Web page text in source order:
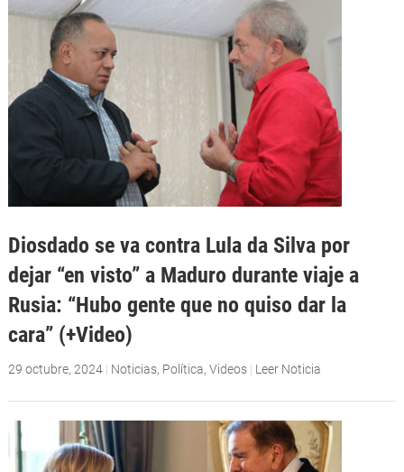
Diosdado se va contra Lula da Silva por
dejar “en visto” a Maduro durante viaje a
Rusia: “Hubo gente que no quiso dar la
cara” (+Video)
29 octubre, 2024| Noticias, Política, Videos | Leer Noticia